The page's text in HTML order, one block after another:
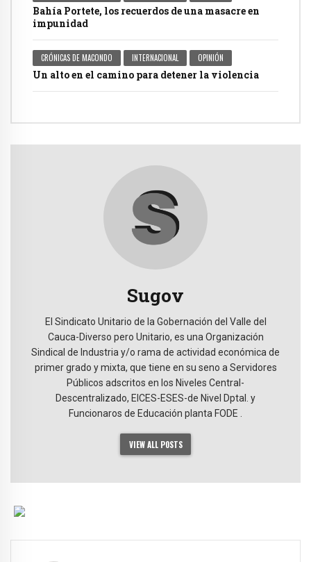
Bahía Portete, los recuerdos de una masacre en
impunidad
CRÓNICAS DE MACONDO INTERNACIONAL OPINIÓN
Un alto en el camino para detener la violencia
Sugov
El Sindicato Unitario de la Gobernación del Valle del
Cauca-Diverso pero Unitario, es una Organización
Sindical de Industria y/o rama de actividad económica de
primer grado y mixta, que tiene en su seno a Servidores
Públicos adscritos en los Niveles Central-
Descentralizado, EICES-ESES-de Nivel Dptal. y
Funcionaros de Educación planta FODE .
VIEW ALL POSTS